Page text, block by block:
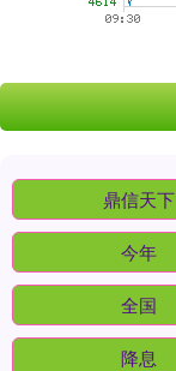
鼎信天下
今年
全国
降息